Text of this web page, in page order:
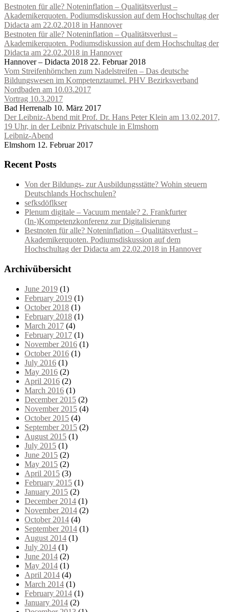
Bestnoten für alle? Noteninflation – Qualitätsverlust –
Akademikerquoten. Podiumsdiskussion auf dem Hochschultag der
Didacta am 22.02.2018 in Hannover
Bestnoten für alle? Noteninflation – Qualitätsverlust –
Akademikerquoten. Podiumsdiskussion auf dem Hochschultag der
Didacta am 22.02.2018 in Hannover
Hannover – Didacta 2018 22. Februar 2018
Vom Streifenhörnchen zum Nadelstreifen – Das deutsche
Bildungswesen im Kompetenztaumel. PHV Bezirksverband
Nordbaden am 10.03.2017
Vortrag 10.3.2017
Bad Herrenalb 10. März 2017
Der Leibniz-Abend mit Prof. Dr. Hans Peter Klein am 13.02.2017,
19 Uhr, in der Leibniz Privatschule in Elmshorn
Leibniz-Abend
Elmshorn 12. Februar 2017
Recent Posts
Von der Bildungs- zur Ausbildungsstätte? Wohin steuern
Deutschlands Hochschulen?
sefksdöflkser
Plenum digitale – Vacuum mentale? 2. Frankfurter
(In-)Kompetenzkonferenz zur Digitalisierung
Bestnoten für alle? Noteninflation – Qualitätsverlust –
Akademikerquoten. Podiumsdiskussion auf dem
Hochschultag der Didacta am 22.02.2018 in Hannover
Archivübersicht
June 2019 (1)
February 2019 (1)
October 2018 (1)
February 2018 (1)
March 2017 (4)
February 2017 (1)
November 2016 (1)
October 2016 (1)
July 2016 (1)
May 2016 (2)
April 2016 (2)
March 2016 (1)
December 2015 (2)
November 2015 (4)
October 2015 (4)
September 2015 (2)
August 2015 (1)
July 2015 (1)
June 2015 (2)
May 2015 (2)
April 2015 (3)
February 2015 (1)
January 2015 (2)
December 2014 (1)
November 2014 (2)
October 2014 (4)
September 2014 (1)
August 2014 (1)
July 2014 (1)
June 2014 (2)
May 2014 (1)
April 2014 (4)
March 2014 (1)
February 2014 (1)
January 2014 (2)